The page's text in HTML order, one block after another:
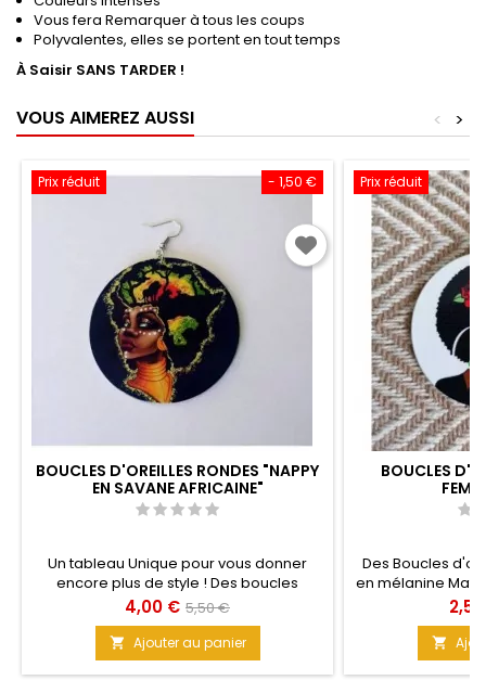
Vous fera Remarquer à tous les coups
Polyvalentes, elles se portent en tout temps
À Saisir SANS TARDER !
VOUS AIMEREZ AUSSI >
<
- 1,50 €
Prix réduit
BOUCLES D'OREILLES RONDES "NAPPY
EN SAVANE AFRICAINE"
Un tableau Unique pour vous donner
encore plus de style ! Des boucles
d'oreilles fantaisie sublissimes, plein de
peps, Uniques grâce à l'image. Elles sont
peintes à l'identique sur les deux faces et
apporteront une touche Sauvage à votre
tenue. Matière : Mélamine Taille : 5,8 cm
Prix
4,00 € Prix
de
base
5,50 €
 Ajouter au panier
Prix réduit
BOUCLES
Des Boucles
en mélanine
Prix
